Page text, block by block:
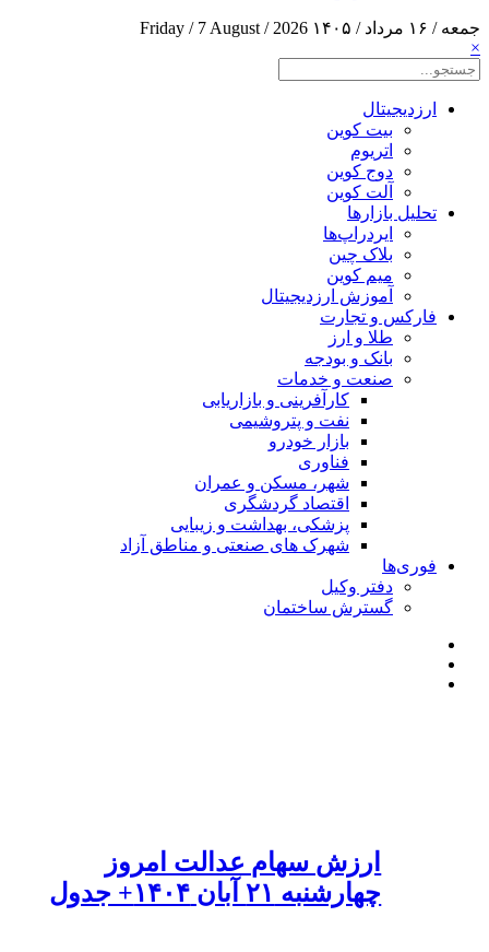
جمعه / ۱۶ مرداد / ۱۴۰۵
Friday / 7 August / 2026
×
ارزدیجیتال
بیت کوین
اتریوم
دوج کوین
آلت کوین
تحلیل بازارها
ایردراپ‌ها
بلاک چین
میم کوین‌
آموزش ارزدیجیتال
فارکس و تجارت
طلا و ارز
بانک و بودجه
صنعت و خدمات
کارآفرینی و بازاریابی
نفت و پتروشیمی
بازار خودرو
فناوری
شهر، مسکن و عمران
اقتصاد گردشگری
پزشکی، بهداشت و زیبایی
شهرک های صنعتی و مناطق آزاد
فوری‌ها
دفتر وکیل
گسترش ساختمان
ارزش سهام عدالت امروز
چهارشنبه ۲۱ آبان ۱۴۰۴+ جدول